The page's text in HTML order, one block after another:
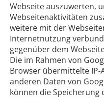
Webseite auszuwerten,
Webseitenaktivitäten
weitere mit der
Internetnutzung
gegenüber dem
Die im Rahmen von
Browser übermittelte
anderen Daten von
können die Speicherung